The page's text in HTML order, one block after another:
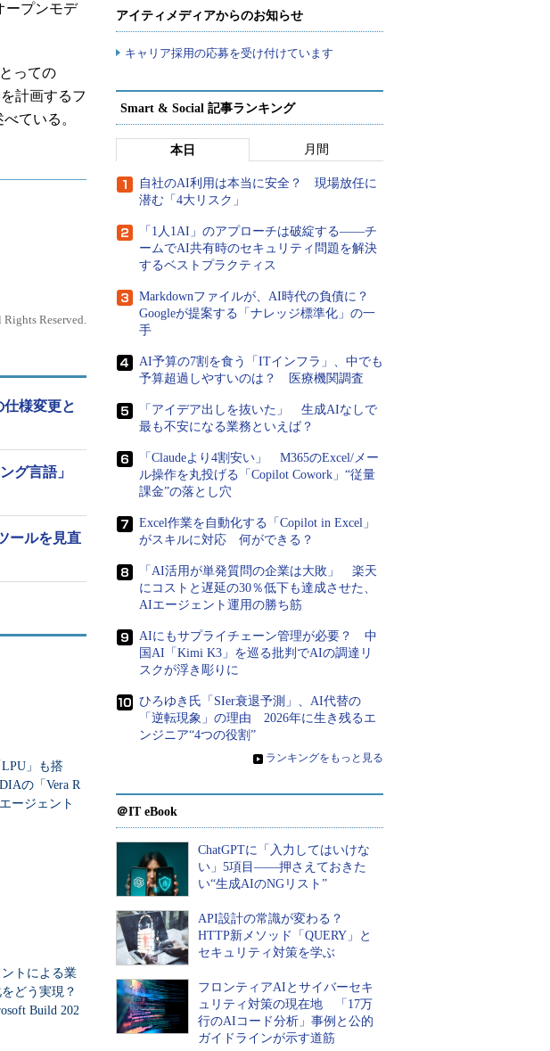
ープンモデ
っての
計画するフ
ている。
Reserved.
様変更と
グ言語」
ールを見直
」も搭
の「Vera R
ージェント
トによる業
どう実現？
Build 202
アイティメディアからのお知らせ
キャリア採用の応募を受け付けています
Smart & Social 記事ランキング
本日 月間
自社のAI利用は本当に安全？ 現場放任に
潜む「4大リスク」
「1人1AI」のアプローチは破綻する――チ
ームでAI共有時のセキュリティ問題を解決
するベストプラクティス
Markdownファイルが、AI時代の負債に？
Googleが提案する「ナレッジ標準化」の一
手
AI予算の7割を食う「ITインフラ」、中でも
予算超過しやすいのは？ 医療機関調査
「アイデア出しを抜いた」 生成AIなしで
最も不安になる業務といえば？
「Claudeより4割安い」 M365のExcel/メー
ル操作を丸投げる「Copilot Cowork」“従量
課金”の落とし穴
Excel作業を自動化する「Copilot in Excel」
がスキルに対応 何ができる？
「AI活用が単発質問の企業は大敗」 楽天
にコストと遅延の30％低下も達成させた、
AIエージェント運用の勝ち筋
AIにもサプライチェーン管理が必要？ 中
国AI「Kimi K3」を巡る批判でAIの調達リ
スクが浮き彫りに
ひろゆき氏「SIer衰退予測」、AI代替の
「逆転現象」の理由 2026年に生き残るエ
ンジニア“4つの役割”
» ランキングをもっと見る
＠IT eBook
ChatGPTに「入力してはいけな
い」5項目――押さえておきた
い“生成AIのNGリスト”
API設計の常識が変わる？
HTTP新メソッド「QUERY」と
セキュリティ対策を学ぶ
フロンティアAIとサイバーセキ
ュリティ対策の現在地 「17万
行のAIコード分析」事例と公的
ガイドラインが示す道筋